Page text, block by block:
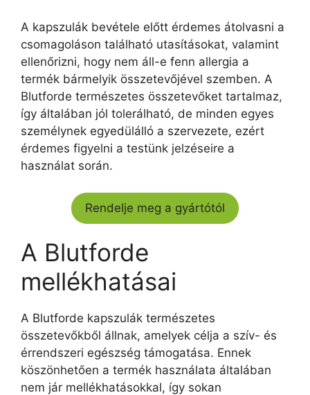
A kapszulák bevétele előtt érdemes átolvasni a
csomagoláson található utasításokat, valamint
ellenőrizni, hogy nem áll-e fenn allergia a
termék bármelyik összetevőjével szemben. A
Blutforde természetes összetevőket tartalmaz,
így általában jól tolerálható, de minden egyes
személynek egyedülálló a szervezete, ezért
érdemes figyelni a testünk jelzéseire a
használat során.
Rendelje meg a gyártótól
A Blutforde
mellékhatásai
A Blutforde kapszulák természetes
összetevőkből állnak, amelyek célja a szív- és
érrendszeri egészség támogatása. Ennek
köszönhetően a termék használata általában
nem jár mellékhatásokkal, így sokan